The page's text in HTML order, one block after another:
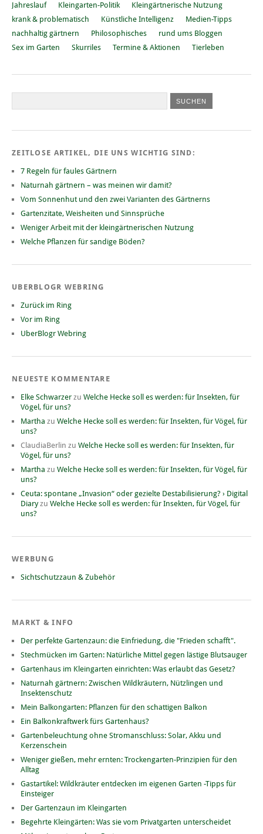
Jahreslauf
Kleingarten-Politik
Kleingärtnerische Nutzung
krank & problematisch
Künstliche Intelligenz
Medien-Tipps
nachhaltig gärtnern
Philosophisches
rund ums Bloggen
Sex im Garten
Skurriles Termine & Aktionen Tierleben
ZEITLOSE ARTIKEL, DIE UNS WICHTIG SIND:
7 Regeln für faules Gärtnern
Naturnah gärtnern – was meinen wir damit?
Vom Sonnenhut und den zwei Varianten des Gärtnerns
Gartenzitate, Weisheiten und Sinnsprüche
Weniger Arbeit mit der kleingärtnerischen Nutzung
Welche Pflanzen für sandige Böden?
UBERBLOGR WEBRING
Zurück im Ring
Vor im Ring
UberBlogr Webring
NEUESTE KOMMENTARE
Elke Schwarzer zu Welche Hecke soll es werden: für Insekten, für
Vögel, für uns?
Martha zu Welche Hecke soll es werden: für Insekten, für Vögel, für
uns?
ClaudiaBerlin zu Welche Hecke soll es werden: für Insekten, für
Vögel, für uns?
Martha zu Welche Hecke soll es werden: für Insekten, für Vögel, für
uns?
Ceuta: spontane „Invasion“ oder gezielte Destabilisierung? › Digital
Diaryzu Welche Hecke soll es werden: für Insekten, für Vögel, für
uns?
WERBUNG
Sichtschutzzaun & Zubehör
MARKT & INFO
Der perfekte Gartenzaun: die Einfriedung, die "Frieden schafft".
Stechmücken im Garten: Natürliche Mittel gegen lästige Blutsauger
Gartenhaus im Kleingarten einrichten: Was erlaubt das Gesetz?
Naturnah gärtnern: Zwischen Wildkräutern, Nützlingen und
Insektenschutz
Mein Balkongarten: Pflanzen für den schattigen Balkon
Ein Balkonkraftwerk fürs Gartenhaus?
Gartenbeleuchtung ohne Stromanschluss: Solar, Akku und
Kerzenschein
Weniger gießen, mehr ernten: Trockengarten-Prinzipien für den
Alltag
Gastartikel: Wildkräuter entdecken im eigenen Garten -Tipps für
Einsteiger
Der Gartenzaun im Kleingarten
Begehrte Kleingärten: Was sie vom Privatgarten unterscheidet